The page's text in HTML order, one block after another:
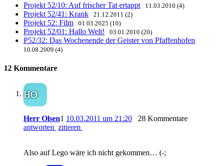
Projekt 52/10: Auf frischer Tat ertappt 11.03.2010 (4)
Projekt 52/41: Krank 21.12.2011 (2)
Projekt 52: Film 01.03.2025 (10)
Projekt 52/01: Hallo Welt! 03.01.2010 (20)
P52/32: Das Wochenende der Geister von Pfaffenhofen
10.08.2009 (4)
12 Kommentare
HO
Herr Olsen1 10.03.2011 um 21:20
28 Kommentare
antworten zitieren
Also auf Lego wäre ich nicht gekommen… (-;